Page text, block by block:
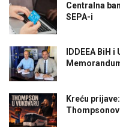
Centralna
SEPA-i
IDDEEA
Kreću